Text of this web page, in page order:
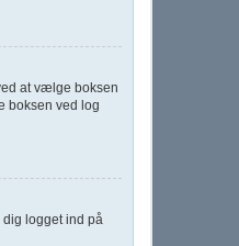
at vælge boksen
boksen ved log
logget ind på